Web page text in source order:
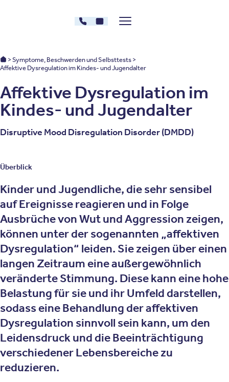
030 - 26478607
Kontakt
Menü zeigen/verstecken
Oberberg Kliniken: Startseite
Symptome, Beschwerden und Selbsttests
Affektive Dysregulation im Kindes- und Jugendalter
Affektive Dysregulation im
Kindes- und Jugendalter
Disruptive Mood Disregulation Disorder (DMDD)
Überblick
Kinder und Jugendliche, die sehr sensibel
auf Ereignisse reagieren und in Folge
Ausbrüche von Wut und Aggression zeigen,
können unter der sogenannten „affektiven
Dysregulation“ leiden. Sie zeigen über einen
langen Zeitraum eine außergewöhnlich
veränderte Stimmung. Diese kann eine hohe
Belastung für sie und ihr Umfeld darstellen,
sodass eine Behandlung der affektiven
Dysregulation sinnvoll sein kann, um den
Leidensdruck und die Beeinträchtigung
verschiedener Lebensbereiche zu
reduzieren.